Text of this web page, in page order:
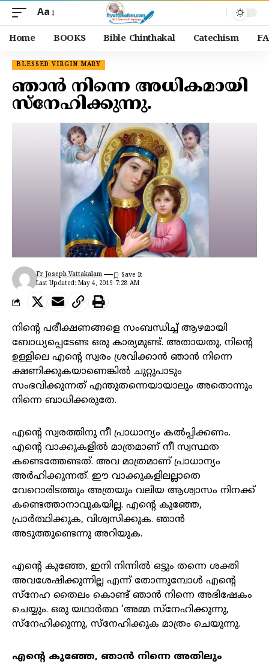
Aa
Home BOOKS Bible Chinthakal Catechism
BLESSED VIRGIN MARY
ഞാൻ നിന്നെ അധികമായി
സ്നേഹിക്കുന്നു.
Last Updated: May 4, 2019 7:28 AM
Fr Joseph Vattakalam
നിന്റെ പരീക്ഷണങ്ങളെ സംബന്ധിച്ച് ആഴമായി
ബോധ്യപ്പെടേണ്ട ഒരു കാര്യമുണ്ട്. അതായതു, നിന്റെ
ഉള്ളിലെ എന്റെ സ്വരം ശ്രവിക്കാൻ ഞാൻ നിന്നെ
ക്ഷണിക്കുകയാണെങ്കിൽ ചുറ്റുപാടും
സംഭവിക്കുന്നത് എന്തുതന്നെയായാലും അതൊന്നും
നിന്നെ ബാധിക്കരുതേ.
എന്റെ സ്വരത്തിനു നീ പ്രാധാന്യം കൽപ്പിക്കണം.
എന്റെ വാക്കുകളിൽ മാത്രമാണ് നീ സ്വസ്ഥത
കണ്ടെത്തേണ്ടത്. അവ മാത്രമാണ് പ്രാധാന്യം
അർഹിക്കുന്നത്. ഈ വാക്കുകളിലല്ലാതെ
വേറൊരിടത്തും അത്രയും വലിയ ആശ്വാസം നിനക്ക്
കണ്ടെത്താനാവുകയില്ല. എന്റെ കുഞ്ഞേ,
പ്രാർത്ഥിക്കുക, വിശ്വസിക്കുക. ഞാൻ
അടുത്തുണ്ടെന്നു അറിയുക.
എന്റെ കുഞ്ഞേ, ഇനി നിന്നിൽ ഒട്ടും തന്നെ ശക്തി
അവശേഷിക്കുന്നില്ല എന്ന് തോന്നുമ്പോൾ എന്റെ
സ്നേഹ തൈലം കൊണ്ട് ഞാൻ നിന്നെ അഭിഷേകം
ചെയ്യും. ഒരു യഥാർത്ഥ ‘അമ്മ സ്നേഹിക്കുന്നു,
സ്നേഹിക്കുന്നു, സ്നേഹിക്കുക മാത്രം ചെയുന്നു.
എന്റെ കുഞ്ഞേ, ഞാൻ നിന്നെ അതിലും